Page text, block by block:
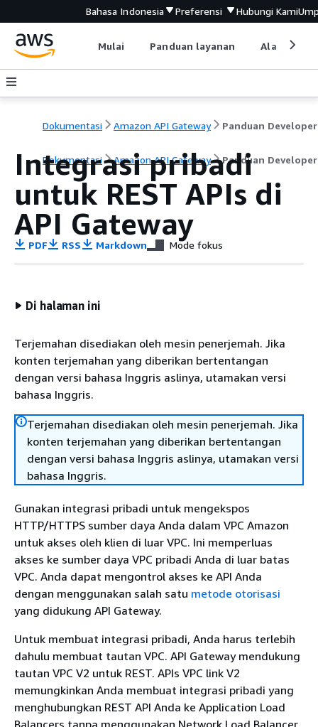
Bahasa Indonesia Preferensi Hubungi Kami
Mulai Panduan layanan Alat
Dokumentasi Amazon API Gateway Panduan Developer
Dokumentasi Amazon API Gateway Panduan Developer
Integrasi pribadi
untuk REST APIs di
API Gateway
PDF RSS Markdown Mode fokus
Di halaman ini
Terjemahan disediakan oleh mesin penerjemah. Jika
konten terjemahan yang diberikan bertentangan
dengan versi bahasa Inggris aslinya, utamakan versi
bahasa Inggris.
Terjemahan disediakan oleh mesin penerjemah. Jika
konten terjemahan yang diberikan bertentangan
dengan versi bahasa Inggris aslinya, utamakan versi
bahasa Inggris.
Gunakan integrasi pribadi untuk mengekspos
HTTP/HTTPS sumber daya Anda dalam VPC Amazon
untuk akses oleh klien di luar VPC. Ini memperluas
akses ke sumber daya VPC pribadi Anda di luar batas
VPC. Anda dapat mengontrol akses ke API Anda
dengan menggunakan salah satu metode otorisasi
yang didukung API Gateway.
Untuk membuat integrasi pribadi, Anda harus terlebih
dahulu membuat tautan VPC. API Gateway mendukung
tautan VPC V2 untuk REST. APIs VPC link V2
memungkinkan Anda membuat integrasi pribadi yang
menghubungkan REST API Anda ke Application Load
Balancers tanpa menggunakan Network Load Balancer.